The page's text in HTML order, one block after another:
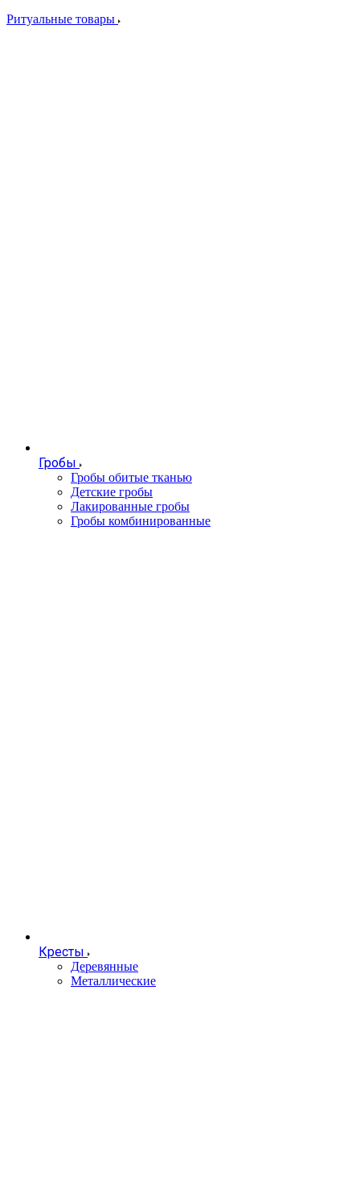
Ритуальные товары
Гробы
Гробы обитые тканью
Детские гробы
Лакированные гробы
Гробы комбинированные
Кресты
Деревянные
Металлические